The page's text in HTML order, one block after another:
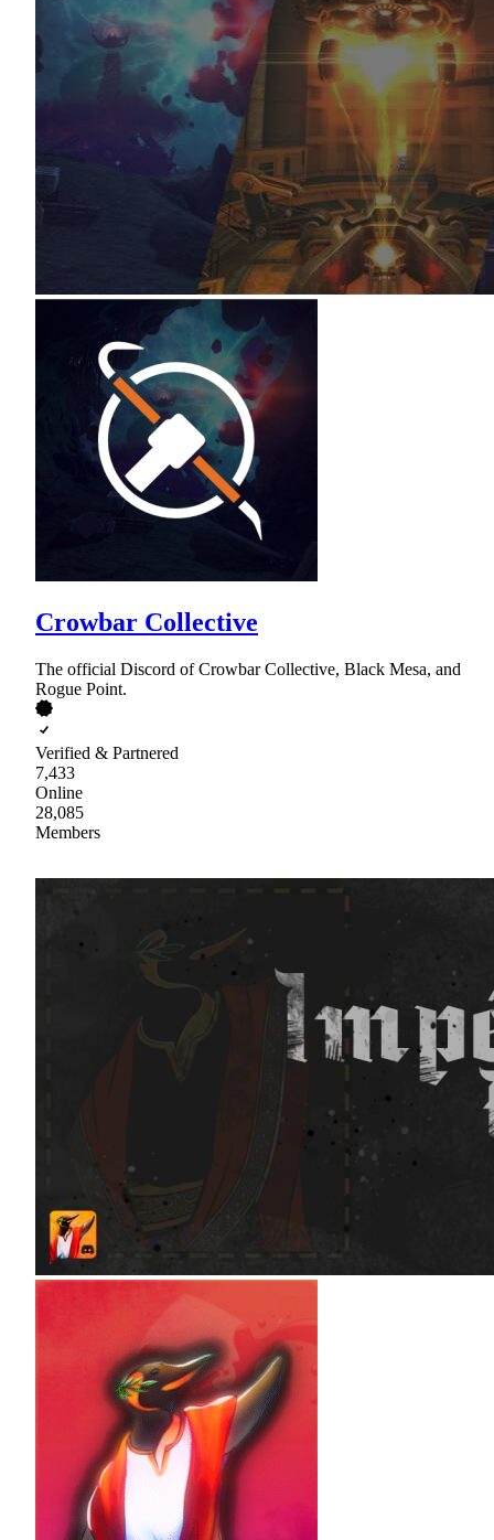
Crowbar Collective
The official Discord of Crowbar Collective, Black Mesa, and
Rogue Point.
Verified & Partnered
7,433
Online
28,085
Members